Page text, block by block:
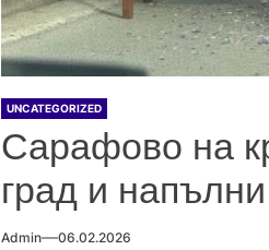
UNCATEGORIZED
Сарафово на
град и
Admin 06.02.2026